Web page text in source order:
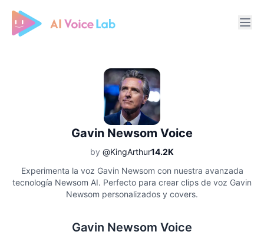
Free AI Cover & AI Voice Over
Gavin Newsom Voice
by @KingArthur14.2K
Experimenta la voz Gavin Newsom con nuestra avanzada
tecnología Newsom AI. Perfecto para crear clips de voz Gavin
Newsom personalizados y covers.
Gavin Newsom Voice